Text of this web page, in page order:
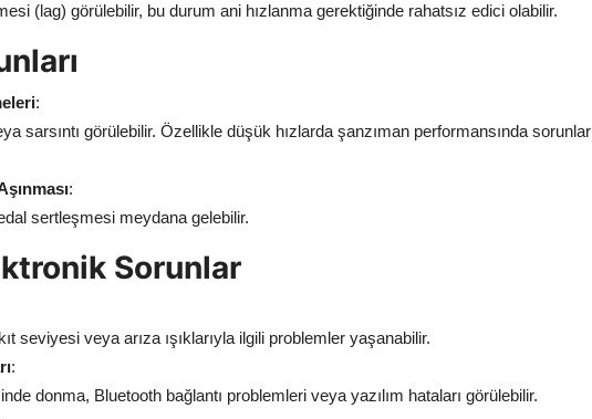
(lag) görülebilir, bu durum ani hızlanma gerektiğinde rahatsız edici olabilir.
:
sarsıntı görülebilir. Özellikle düşük hızlarda şanzıman performansında sorunlar
:
sertleşmesi meydana gelebilir.
Sorunlar
seviyesi veya arıza ışıklarıyla ilgili problemler yaşanabilir.
:
donma, Bluetooth bağlantı problemleri veya yazılım hataları görülebilir.